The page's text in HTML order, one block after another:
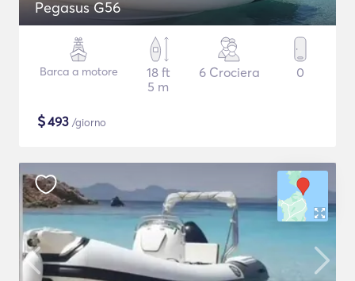
Pegasus G56
Barca a motore
18 ft
5 m
6 Crociera 0
$493 /giorno